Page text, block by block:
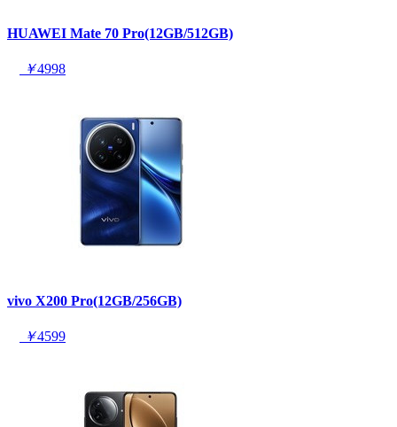
HUAWEI Mate 70 Pro(12GB/512GB)
￥4998
vivo X200 Pro(12GB/256GB)
￥4599